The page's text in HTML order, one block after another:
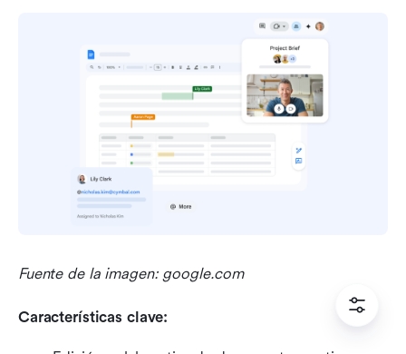
Fuente de la imagen: google.com
Características clave: